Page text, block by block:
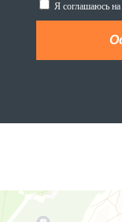
Я соглашаюсь на